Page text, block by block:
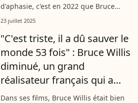
d'aphasie, c'est en 2022 que Bruce
Willis a appris qu'il était
démence fronto-temporale incurable.
Ayant fait une croix...
23 juillet 2025
"C'est triste, il a dû sauver le
monde 53 fois" : Bruce Willis
diminué, un grand
réalisateur français qui a
travaillé avec lui se confie
Dans ses films, Bruce Willis était bien